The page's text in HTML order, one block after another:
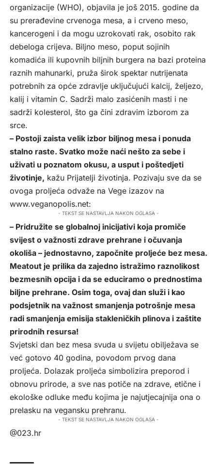
organizacije (WHO), objavila je još 2015. godine da
su prerađevine crvenoga mesa, a i crveno meso,
kancerogeni i da mogu uzrokovati rak, osobito rak
debeloga crijeva. Biljno meso, poput sojinih
komadića ili kupovnih biljnih burgera na bazi proteina
raznih mahunarki, pruža širok spektar nutrijenata
potrebnih za opće zdravlje uključujući kalcij, željezo,
kalij i vitamin C. Sadrži malo zasićenih masti i ne
sadrži kolesterol, što ga čini zdravim izborom za
srce.
– Postoji zaista velik izbor biljnog mesa i ponuda
stalno raste. Svatko može naći nešto za sebe i
uživati u poznatom okusu, a usput i poštedjeti
životinje, kažu Prijatelji životinja. Pozivaju sve da se
ovoga proljeća odvaže na Vege izazov na
www.veganopolis.net:
- TEKST SE NASTAVLJA NAKON OGLASA -
– Pridružite se globalnoj inicijativi koja promiče
svijest o važnosti zdrave prehrane i očuvanja
okoliša – jednostavno, započnite proljeće bez mesa.
Meatout je prilika da zajedno istražimo raznolikost
bezmesnih opcija i da se educiramo o prednostima
biljne prehrane. Osim toga, ovaj dan služi i kao
podsjetnik na važnost smanjenja potrošnje mesa
radi smanjenja emisija stakleničkih plinova i zaštite
prirodnih resursa!
Svjetski dan bez mesa svuda u svijetu obilježava se
već gotovo 40 godina, povodom prvog dana
proljeća. Dolazak proljeća simbolizira preporod i
obnovu prirode, a sve nas potiče na zdrave, etične i
ekološke odluke među kojima je najutjecajnija ona o
prelasku na vegansku prehranu.
- TEKST SE NASTAVLJA NAKON OGLASA -
@023.hr